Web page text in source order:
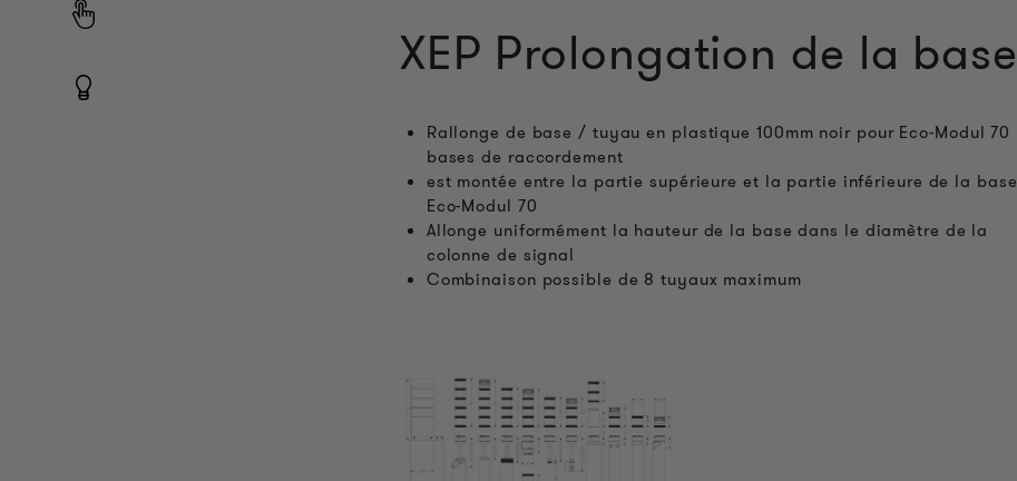
XEP Prolongation de la base
Rallonge de base / tuyau en plastique 100mm noir pour Eco-Modul 70
bases de raccordement
est montée entre la partie supérieure et la partie inférieure de la base
Eco-Modul 70
Allonge uniformément la hauteur de la base dans le diamètre de la
colonne de signal
Combinaison possible de 8 tuyaux maximum